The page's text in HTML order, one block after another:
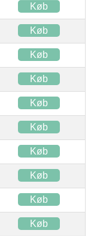
Køb
Køb
Køb
Køb
Køb
Køb
Køb
Køb
Køb
Køb